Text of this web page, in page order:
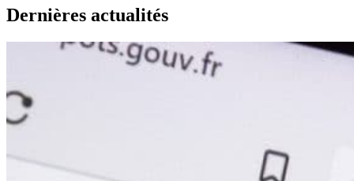
Dernières actualités